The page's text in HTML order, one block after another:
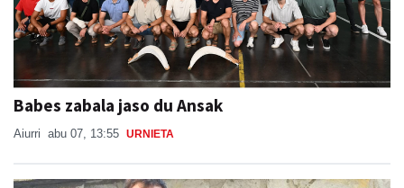
Babes zabala jaso du Ansak
Aiurri abu 07, 13:55 URNIETA